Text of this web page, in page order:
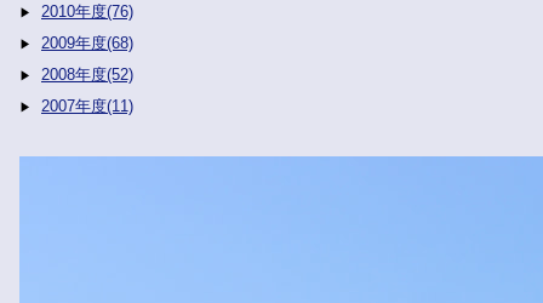
2010年度(76)
2009年度(68)
2008年度(52)
2007年度(11)